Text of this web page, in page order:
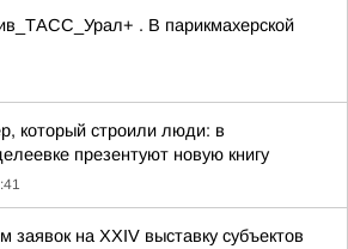
. В парикмахерской
который строили люди: в
презентуют новую книгу
заявок на XXIV выставку субъектов